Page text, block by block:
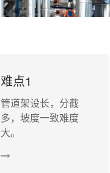
难点1
管道架设长，分截
多，坡度一致难度
大。